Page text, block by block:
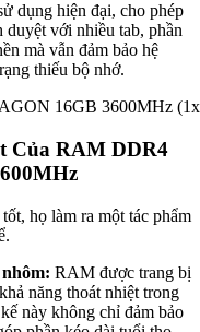
dụng hiện đại, cho phép
với nhiều tab, phần
mà vẫn đảm bảo hệ
thiếu bộ nhớ.
Của RAM DDR4
họ làm ra một tác phẩm
RAM được trang bị
năng thoát nhiệt trong
này không chỉ đảm bảo